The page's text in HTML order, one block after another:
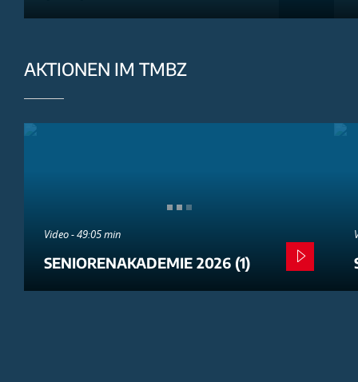
AKTIONEN IM TMBZ
Video - 49:05 min
SENIORENAKADEMIE 2026 (1)